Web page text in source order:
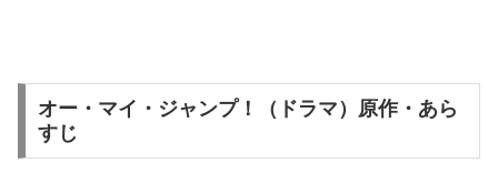
オー・マイ・ジャンプ！（ドラマ）原作・あら
すじ